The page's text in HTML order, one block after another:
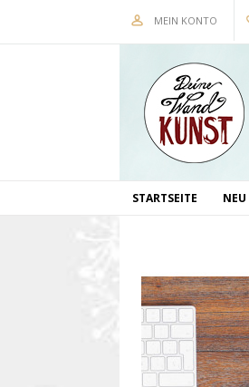
MEIN KONTO
STARTSEITE NEU